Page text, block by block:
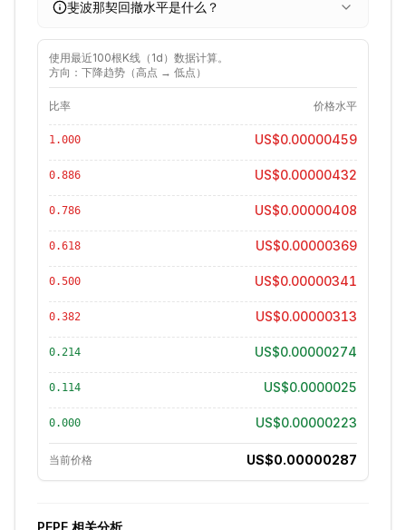
斐波那契回撤水平是什么？
使用最近100根K线（ 1d ）数据计算。
方向：下降趋势（高点 → 低点）
比率 价格水平
1.000 US$0.00000459
0.886 US$0.00000432
0.786 US$0.00000408
0.618 US$0.00000369
0.500 US$0.00000341
0.382 US$0.00000313
0.214 US$0.00000274
0.114 US$0.0000025
0.000 US$0.00000223
当前价格 US$0.00000287
PEPE 相关分析